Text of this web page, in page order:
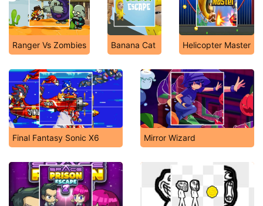
Ranger Vs Zombies Banana Cat Helicopter Master
Final Fantasy Sonic X6 Mirror Wizard